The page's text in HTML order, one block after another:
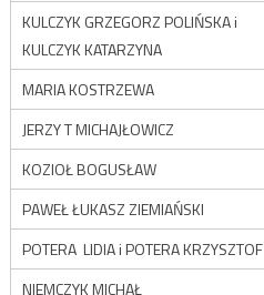
KULCZYK GRZEGORZ POLIŃSKA i
KULCZYK KATARZYNA
MARIA KOSTRZEWA
JERZY T MICHAJŁOWICZ
KOZIOŁ BOGUSŁAW
PAWEŁ ŁUKASZ ZIEMIAŃSKI
POTERA LIDIA i POTERA KRZYSZTOF
NIEMCZYK MICHAŁ